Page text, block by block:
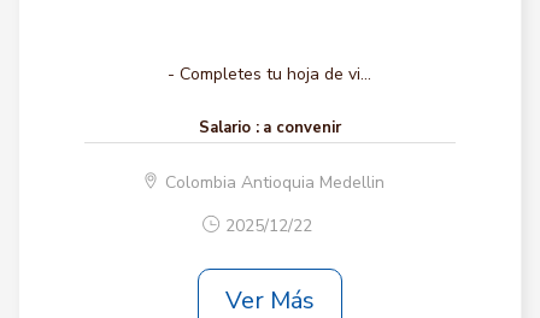
- Completes tu hoja de vi...
Salario : a convenir
Colombia Antioquia Medellin
2025/12/22
Ver Más